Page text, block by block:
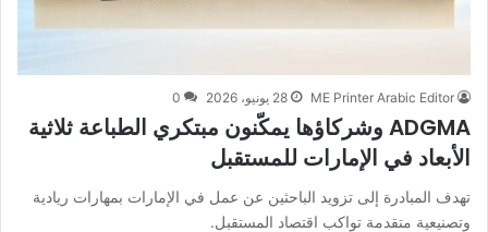
ME Printer Arabic Editor 28 يونيو، 2026 0
ADGMA وشركاؤها يمكّنون مبتكري الطباعة ثلاثية
الأبعاد في الإمارات للمستقبل
تهدف المبادرة إلى تزويد الباحثين عن عمل في الإمارات بمهارات ريادية
وتصنيعية متقدمة تواكب اقتصاد المستقبل.